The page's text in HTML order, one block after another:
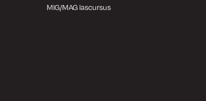
MIG/MAG lascursus